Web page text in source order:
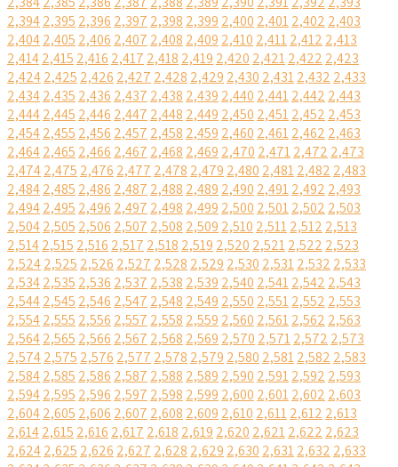
2,3942,395 2,396 2,397 2,398 2,399 2,400 2,4012,402 2,403
2,4042,405 2,406 2,407 2,408 2,409 2,410 2,4112,412 2,413
2,4142,415 2,416 2,417 2,418 2,419 2,420 2,4212,422 2,423
2,4242,425 2,426 2,427 2,428 2,429 2,430 2,4312,432 2,433
2,4342,435 2,436 2,437 2,438 2,439 2,440 2,4412,442 2,443
2,4442,445 2,446 2,447 2,448 2,449 2,450 2,4512,452 2,453
2,4542,455 2,456 2,457 2,458 2,459 2,460 2,4612,462 2,463
2,4642,465 2,466 2,467 2,468 2,469 2,470 2,4712,472 2,473
2,4742,475 2,476 2,477 2,478 2,479 2,480 2,4812,482 2,483
2,4842,485 2,486 2,487 2,488 2,489 2,490 2,4912,492 2,493
2,4942,495 2,496 2,497 2,498 2,499 2,500 2,5012,502 2,503
2,5042,505 2,506 2,507 2,508 2,509 2,510 2,5112,512 2,513
2,5142,515 2,516 2,517 2,518 2,519 2,520 2,5212,522 2,523
2,5242,525 2,526 2,527 2,528 2,529 2,530 2,5312,532 2,533
2,5342,535 2,536 2,537 2,538 2,539 2,540 2,5412,542 2,543
2,5442,545 2,546 2,547 2,548 2,549 2,550 2,5512,552 2,553
2,5542,555 2,556 2,557 2,558 2,559 2,560 2,5612,562 2,563
2,5642,565 2,566 2,567 2,568 2,569 2,570 2,5712,572 2,573
2,5742,575 2,576 2,577 2,578 2,579 2,580 2,5812,582 2,583
2,5842,585 2,586 2,587 2,588 2,589 2,590 2,5912,592 2,593
2,5942,595 2,596 2,597 2,598 2,599 2,600 2,6012,602 2,603
2,6042,605 2,606 2,607 2,608 2,609 2,610 2,6112,612 2,613
2,6142,615 2,616 2,617 2,618 2,619 2,620 2,6212,622 2,623
2,6242,625 2,626 2,627 2,628 2,629 2,630 2,6312,632 2,633